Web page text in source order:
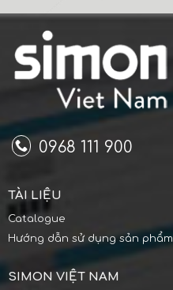
0968 111 900
TÀI LIỆU
Catalogue
Hướng dẫn sử dụng sản phẩm
SIMON VIỆT NAM